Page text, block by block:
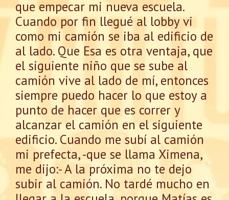
que empecar mi nueva escuela.
Cuando por fin llegué al lobby vi
como mi camión se iba al edificio de
al lado. Que Esa es otra ventaja, que
el siguiente niño que se sube al
camión vive al lado de mí, entonces
siempre puedo hacer lo que estoy a
punto de hacer que es correr y
alcanzar el camión en el siguiente
edificio. Cuando me subí al camión
mi prefecta, -que se llama Ximena,
me dijo:- A la próxima no te dejo
subir al camión. No tardé mucho en